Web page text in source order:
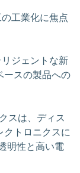
工業化に焦点
ジェントな新
ースの製品への
スは、ディス
クトロニクスに
明性と高い電